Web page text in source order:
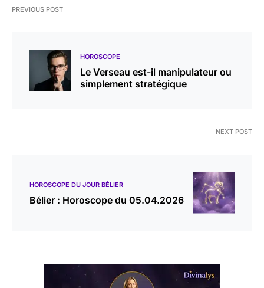
PREVIOUS POST
HOROSCOPE
Le Verseau est-il manipulateur ou
simplement stratégique
NEXT POST
HOROSCOPE DU JOUR BÉLIER
Bélier : Horoscope du 05.04.2026